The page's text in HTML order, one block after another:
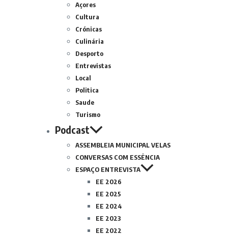
Açores
Cultura
Crónicas
Culinária
Desporto
Entrevistas
Local
Politica
Saude
Turismo
Podcast
ASSEMBLEIA MUNICIPAL VELAS
CONVERSAS COM ESSÊNCIA
ESPAÇO ENTREVISTA
EE 2026
EE 2025
EE 2024
EE 2023
EE 2022